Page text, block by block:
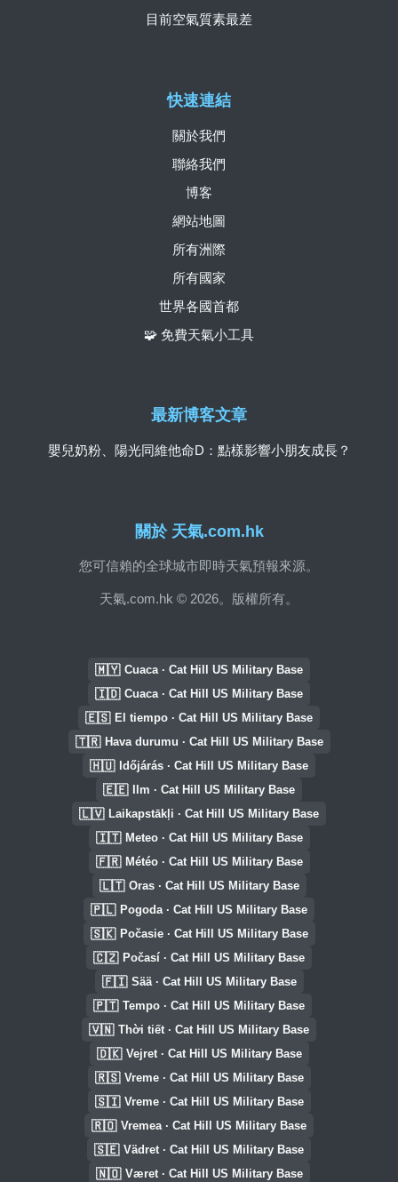
關於 天氣.com.hk
您可信賴的全球城市即時天氣預報來源。
天氣.com.hk © 2026。版權所有。
快速連結
關於我們
聯絡我們
博客
網站地圖
所有洲際
所有國家
世界各國首都
🧩 免費天氣小工具
目前空氣質素最差
最新博客文章
嬰兒奶粉、陽光同維他命D：點樣影響小朋友成長？
🇲🇾 Cuaca · Cat Hill US Military Base
🇮🇩 Cuaca · Cat Hill US Military Base
🇪🇸 El tiempo · Cat Hill US Military Base
🇹🇷 Hava durumu · Cat Hill US Military Base
🇭🇺 Időjárás · Cat Hill US Military Base
🇪🇪 Ilm · Cat Hill US Military Base
🇱🇻 Laikapstākļi · Cat Hill US Military Base
🇮🇹 Meteo · Cat Hill US Military Base
🇫🇷 Météo · Cat Hill US Military Base
🇱🇹 Oras · Cat Hill US Military Base
🇵🇱 Pogoda · Cat Hill US Military Base
🇸🇰 Počasie · Cat Hill US Military Base
🇨🇿 Počasí · Cat Hill US Military Base
🇫🇮 Sää · Cat Hill US Military Base
🇵🇹 Tempo · Cat Hill US Military Base
🇻🇳 Thời tiết · Cat Hill US Military Base
🇩🇰 Vejret · Cat Hill US Military Base
🇷🇸 Vreme · Cat Hill US Military Base
🇸🇮 Vreme · Cat Hill US Military Base
🇷🇴 Vremea · Cat Hill US Military Base
🇸🇪 Vädret · Cat Hill US Military Base
🇳🇴 Været · Cat Hill US Military Base